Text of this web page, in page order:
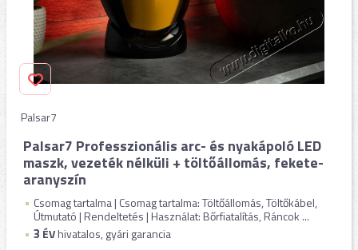
Palsar7
Palsar7 Professzionális arc- és nyakápoló LED
maszk, vezeték nélküli + töltőállomás, fekete-
aranyszín
Csomag tartalma | Csomag tartalma: Töltőállomás, Töltőkábel,
Útmutató | Rendeltetés | Használat: Bőrfiatalítás, Ráncok ...
3 ÉVhivatalos, gyári garancia